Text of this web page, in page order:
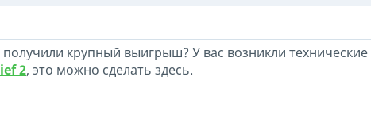
крупный выигрыш? У вас возникли
2, это можно сделать здесь.